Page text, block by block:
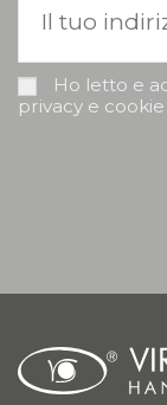
Ho letto e
privacy e